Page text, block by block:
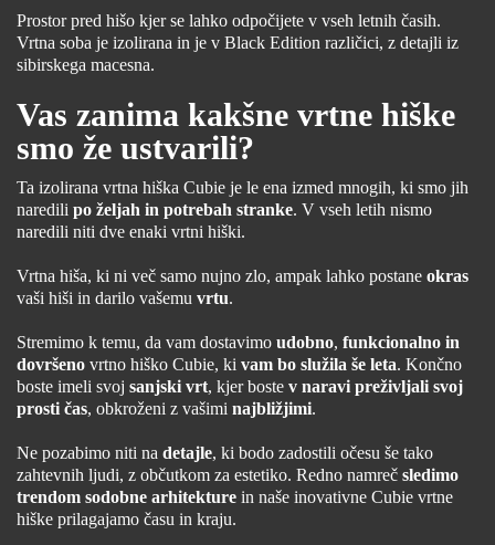
Prostor pred hišo kjer se lahko odpočijete v vseh letnih časih.
Vrtna soba je izolirana in je v Black Edition različici, z detajli iz
sibirskega macesna.
Vas zanima kakšne vrtne hiške
smo že ustvarili?
Ta izolirana vrtna hiška Cubie je le ena izmed mnogih, ki smo jih
naredili po željah in potrebah stranke. V vseh letih nismo
naredili niti dve enaki vrtni hiški.
Vrtna hiša, ki ni več samo nujno zlo, ampak lahko postane okras
vaši hiši in darilo vašemu vrtu.
Stremimo k temu, da vam dostavimo udobno, funkcionalno in
dovršeno vrtno hiško Cubie, ki vam bo služila še leta. Končno
boste imeli svoj sanjski vrt, kjer boste v naravi preživljali svoj
prosti čas, obkroženi z vašimi najbližjimi.
Ne pozabimo niti na detajle, ki bodo zadostili očesu še tako
zahtevnih ljudi, z občutkom za estetiko. Redno namreč sledimo
trendom sodobne arhitekture in naše inovativne Cubie vrtne
hiške prilagajamo času in kraju.